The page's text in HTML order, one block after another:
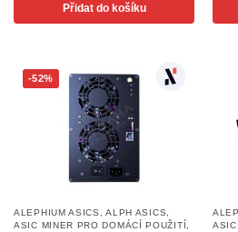
Přidat do košíku
-52%
ALEPHIUM ASICS ,ALPH ASICS,
ASIC MINER PRO DOMÁCÍ POUŽITÍ,